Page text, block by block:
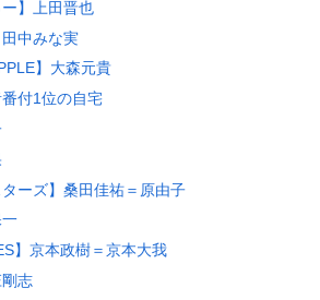
ー】上田晋也
田中みな実
】大森元貴
番付1位の自宅
ターズ】桑田佳祐＝原由子
一
】京本政樹＝京本大我
剛志